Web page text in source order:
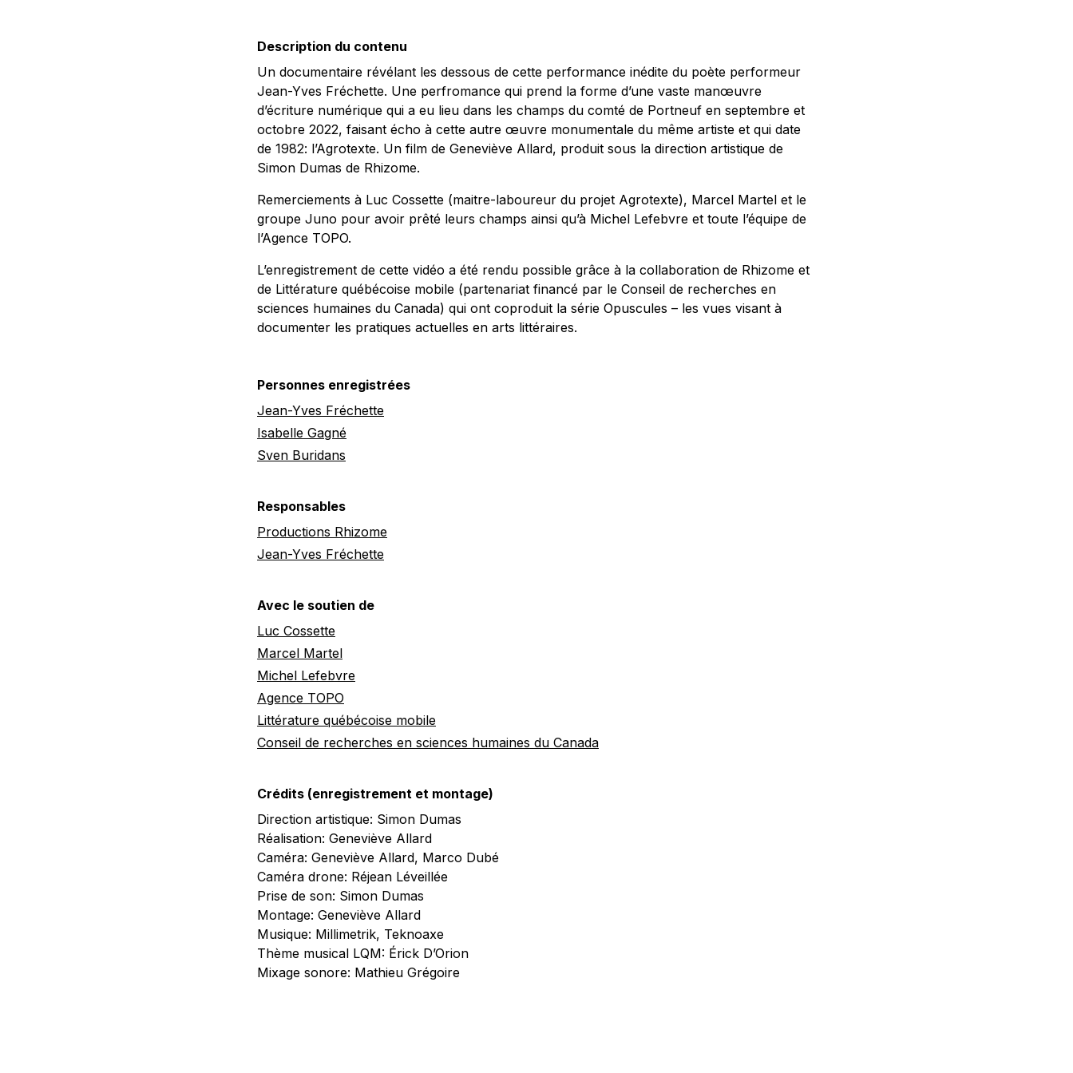
Description du contenu
Un documentaire révélant les dessous de cette performance inédite du poète performeur
Jean-Yves Fréchette. Une perfromance qui prend la forme d’une vaste manœuvre
d’écriture numérique qui a eu lieu dans les champs du comté de Portneuf en septembre et
octobre 2022, faisant écho à cette autre œuvre monumentale du même artiste et qui date
de 1982: l’Agrotexte. Un film de Geneviève Allard, produit sous la direction artistique de
Simon Dumas de Rhizome.
Remerciements à Luc Cossette (maitre-laboureur du projet Agrotexte), Marcel Martel et le
groupe Juno pour avoir prêté leurs champs ainsi qu’à Michel Lefebvre et toute l’équipe de
l’Agence TOPO.
L’enregistrement de cette vidéo a été rendu possible grâce à la collaboration de Rhizome et
de Littérature québécoise mobile (partenariat financé par le Conseil de recherches en
sciences humaines du Canada) qui ont coproduit la série Opuscules – les vues visant à
documenter les pratiques actuelles en arts littéraires.
Personnes enregistrées
Jean-Yves Fréchette
Isabelle Gagné
Sven Buridans
Responsables
Productions Rhizome
Jean-Yves Fréchette
Avec le soutien de
Luc Cossette
Marcel Martel
Michel Lefebvre
Agence TOPO
Littérature québécoise mobile
Conseil de recherches en sciences humaines du Canada
Crédits (enregistrement et montage)
Direction artistique: Simon Dumas
Réalisation: Geneviève Allard
Caméra: Geneviève Allard, Marco Dubé
Caméra drone: Réjean Léveillée
Prise de son: Simon Dumas
Montage: Geneviève Allard
Musique: Millimetrik, Teknoaxe
Thème musical LQM: Érick D’Orion
Mixage sonore: Mathieu Grégoire